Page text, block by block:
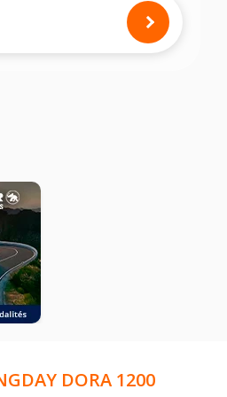
des pneus montés sur votre
DORA 1200